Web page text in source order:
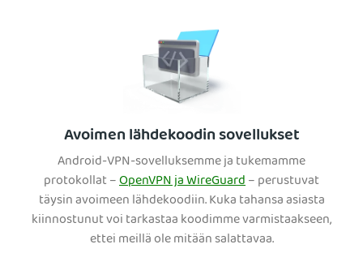
Avoimen lähdekoodin sovellukset
Android-VPN-sovelluksemme ja tukemamme
protokollat –OpenVPN ja WireGuard– perustuvat
täysin avoimeen lähdekoodiin. Kuka tahansa asiasta
kiinnostunut voi tarkastaa koodimme varmistaakseen,
ettei meillä ole mitään salattavaa.